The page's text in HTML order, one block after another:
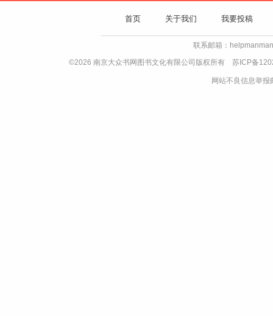
首页 关于我们 我要投稿
联系邮箱：
©2026 南京大众书网图书文化有限公司版权所有 苏ICP备
网站不良信息举